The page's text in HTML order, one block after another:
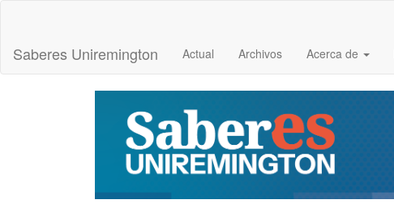
principal
Barra
Saberes Uniremington Actual Archivos Acerca de